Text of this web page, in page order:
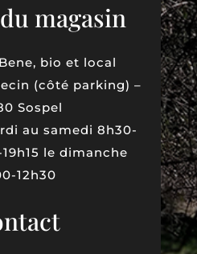
magasin
bio et local
(côté parking) –
Sospel
au samedi 8h30-
le dimanche
12h30